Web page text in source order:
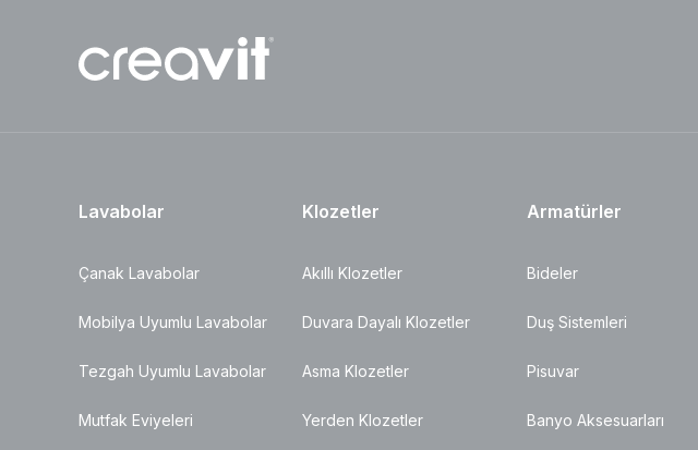
Lavabolar
Çanak Lavabolar
Mobilya Uyumlu Lavabolar
Tezgah Uyumlu Lavabolar
Mutfak Eviyeleri
Klozetler
Akıllı Klozetler
Duvara Dayalı Klozetler
Asma Klozetler
Yerden Klozetler
Armatürler
Bideler
Duş Sistemleri
Pisuvar
Banyo Aksesuarları